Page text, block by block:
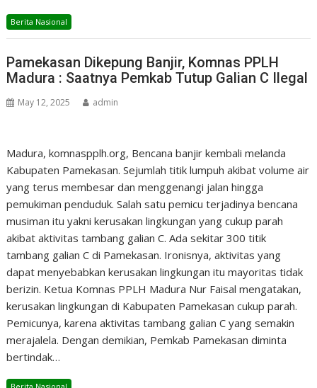
Berita Nasional
Pamekasan Dikepung Banjir, Komnas PPLH
Madura : Saatnya Pemkab Tutup Galian C Ilegal
May 12, 2025 admin
Madura, komnaspplh.org, Bencana banjir kembali melanda
Kabupaten Pamekasan. Sejumlah titik lumpuh akibat volume air
yang terus membesar dan menggenangi jalan hingga
pemukiman penduduk. Salah satu pemicu terjadinya bencana
musiman itu yakni kerusakan lingkungan yang cukup parah
akibat aktivitas tambang galian C. Ada sekitar 300 titik
tambang galian C di Pamekasan. Ironisnya, aktivitas yang
dapat menyebabkan kerusakan lingkungan itu mayoritas tidak
berizin. Ketua Komnas PPLH Madura Nur Faisal mengatakan,
kerusakan lingkungan di Kabupaten Pamekasan cukup parah.
Pemicunya, karena aktivitas tambang galian C yang semakin
merajalela. Dengan demikian, Pemkab Pamekasan diminta
bertindak…